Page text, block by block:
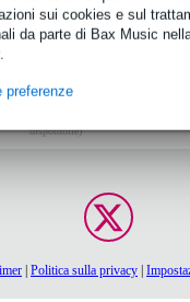
sui cookies e sul
da parte di Bax Music
.
preferenze
Ordina entro le 16:00:
disponibile)
Politica sulla privacy